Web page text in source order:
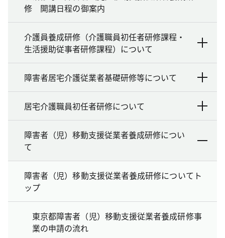
修 開講日程の御案内
介護員養成研修（介護職員初任者研修課程・
生活援助従事者研修課程）について
障害者居宅介護従業者基礎研修等について
居宅介護職員初任者研修について
障害者（児）移動支援従業者養成研修につい
て
障害者（児）移動支援従業者養成研修についてト
ップ
東京都障害者（児）移動支援従業者養成研修事
業の申請の流れ